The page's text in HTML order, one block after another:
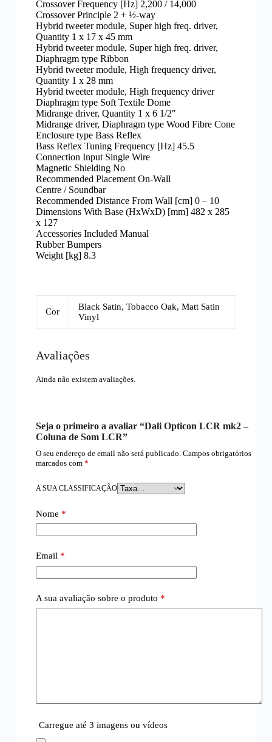
Crossover Frequency [Hz] 2,200 / 14,000
Crossover Principle 2 + ½-way
Hybrid tweeter module, Super high freq. driver,
Quantity 1 x 17 x 45 mm
Hybrid tweeter module, Super high freq. driver,
Diaphragm type Ribbon
Hybrid tweeter module, High frequency driver,
Quantity 1 x 28 mm
Hybrid tweeter module, High frequency driver
Diaphragm type Soft Textile Dome
Midrange driver, Quantity 1 x 6 1/2″
Midrange driver, Diaphragm type Wood Fibre Cone
Enclosure type Bass Reflex
Bass Reflex Tuning Frequency [Hz] 45.5
Connection Input Single Wire
Magnetic Shielding No
Recommended Placement On-Wall
Centre / Soundbar
Recommended Distance From Wall [cm] 0 – 10
Dimensions With Base (HxWxD) [mm] 482 x 285
x 127
Accessories Included Manual
Rubber Bumpers
Weight [kg] 8.3
Cor
Black Satin, Tobacco Oak, Matt Satin
Vinyl
Avaliações
Ainda não existem avaliações.
Seja o primeiro a avaliar “Dali Opticon LCR mk2 –
Coluna de Som LCR”
O seu endereço de email não será publicado. Campos obrigatórios
marcados com *
A SUA CLASSIFICAÇÃO
Nome *
Email *
A sua avaliação sobre o produto *
Carregue até 3 imagens ou vídeos